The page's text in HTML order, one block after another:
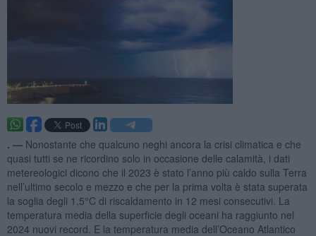
. — Nonostante che qualcuno neghi ancora la crisi climatica e che
quasi tutti se ne ricordino solo in occasione delle calamità, i dati
metereologici dicono che il 2023 è stato l’anno più caldo sulla Terra
nell’ultimo secolo e mezzo e che per la prima volta è stata superata
la soglia degli 1,5°C di riscaldamento in 12 mesi consecutivi. La
temperatura media della superficie degli oceani ha raggiunto nel
2024 nuovi record. E la temperatura media dell’Oceano Atlantico